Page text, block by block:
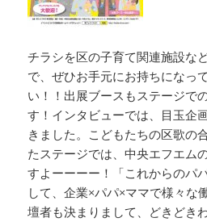
チラシを区の子育て関連施設な
で、ぜひお手元にお持ちになっ
い！！出展ブースもステージで
す！インタビューでは、目玉企
きました。こどもたちの区歌の
たステージでは、中央エフエム
すよーーーー！「これからのパ
して、企業×パパ×ママで様々な
壇者も決まりまして、どきどき